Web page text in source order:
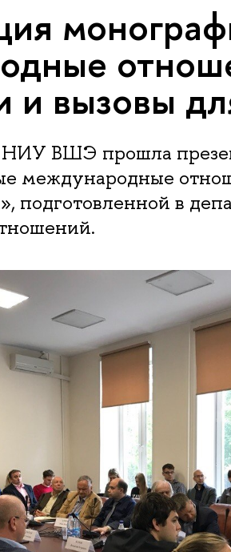
и вызовы
НИУ ВШЭ прошла
международные
подготовленной в